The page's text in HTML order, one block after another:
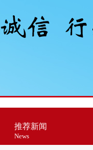
推荐新闻
News